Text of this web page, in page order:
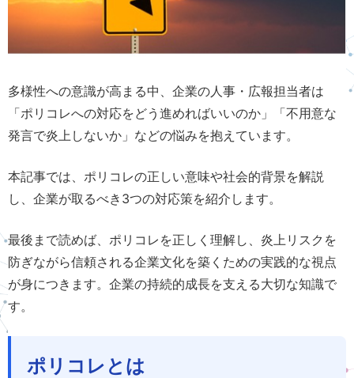
多様性への意識が高まる中、企業の人事・広報担当者は
「ポリコレへの対応をどう進めればいいのか」「不用意な
発言で炎上しないか」などの悩みを抱えています。
本記事では、ポリコレの正しい意味や社会的背景を解説
し、企業が取るべき3つの対応策を紹介します。
最後まで読めば、ポリコレを正しく理解し、炎上リスクを
防ぎながら信頼される企業文化を築くための実践的な視点
が身につきます。企業の持続的成長を支える大切な知識で
す。
ポリコレとは